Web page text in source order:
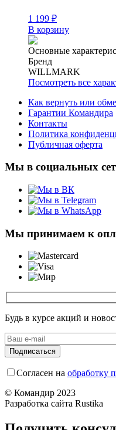
1 199 ₽
В корзину
Основные
Бренд
WILLMARK
Посмотреть все
Как вернуть или
Гарантии Командира
Контакты
Политика
Публичная оферта
Мы в социальных
Мы принимаем к
Будь в курсе акций и
Согласен на обработку
© Командир 2023
Разработка сайта Rustika